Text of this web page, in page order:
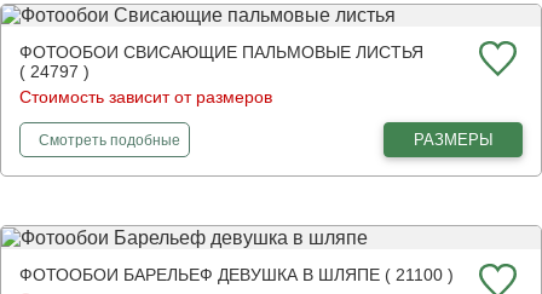
ФОТООБОИ СВИСАЮЩИЕ ПАЛЬМОВЫЕ ЛИСТЬЯ
( 24797 )
Стоимость зависит от размеров
Смотретьфотообои
подобные РАЗМЕРЫ
ФОТООБОИ БАРЕЛЬЕФ ДЕВУШКА В ШЛЯПЕ ( 21100 )